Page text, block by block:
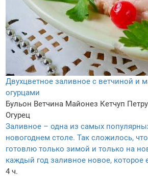
Двухцветное заливное с ветчиной и
огурцами
Бульон Ветчина Майонез Кетчуп
Огурец
Заливное – одна из самых
новогоднем столе. Так сложилось,
готовлю только зимой и только на
каждый год заливное новое, которое
4 ч.